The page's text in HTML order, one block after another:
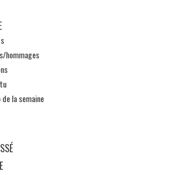
hommages
de la semaine